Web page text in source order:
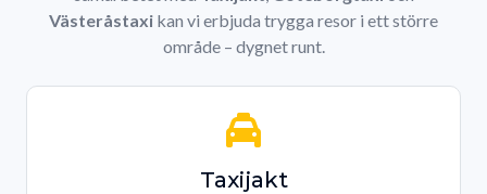
Västeråstaxi kan vi erbjuda trygga resor i ett större
område – dygnet runt.
Taxijakt